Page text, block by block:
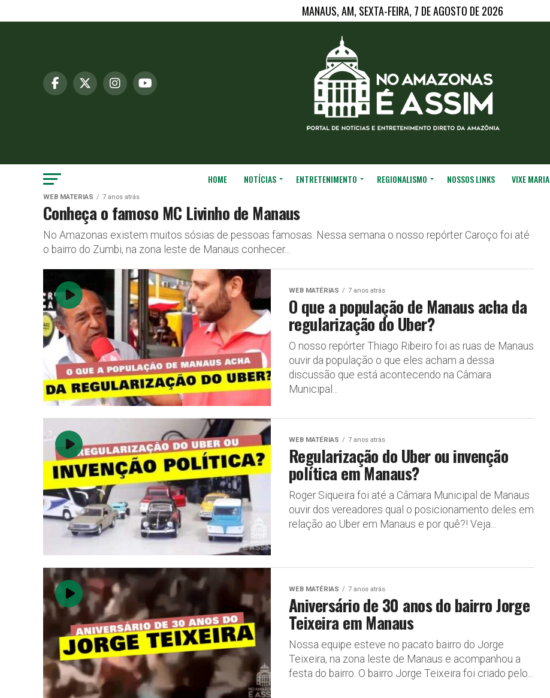
MANAUS, AM, SEXTA-FEIRA, 7 DE AGOSTO DE 2026
HOME NOTÍCIAS ENTRETENIMENTO REGIONALISMO NOSSOS LINKS VIXE MARIA
WEB MATÉRIAS 7 anos atrás
Conheça o famoso MC Livinho de Manaus
No Amazonas existem muitos sósias de pessoas famosas. Nessa semana o nosso repórter Caroço foi até
o bairro do Zumbi, na zona leste de Manaus conhecer...
WEB MATÉRIAS 7 anos atrás
O que a população de Manaus acha da
regularização do Uber?
O nosso repórter Thiago Ribeiro foi as ruas de Manaus
ouvir da população o que eles acham a dessa
discussão que está acontecendo na Câmara
Municipal...
WEB MATÉRIAS 7 anos atrás
Regularização do Uber ou invenção
política em Manaus?
Roger Siqueira foi até a Câmara Municipal de Manaus
ouvir dos vereadores qual o posicionamento deles em
relação ao Uber em Manaus e por quê?! Veja...
WEB MATÉRIAS 7 anos atrás
Aniversário de 30 anos do bairro Jorge
Teixeira em Manaus
Nossa equipe esteve no pacato bairro do Jorge
Teixeira, na zona leste de Manaus e acompanhou a
festa do bairro. O bairro Jorge Teixeira foi criado pelo...